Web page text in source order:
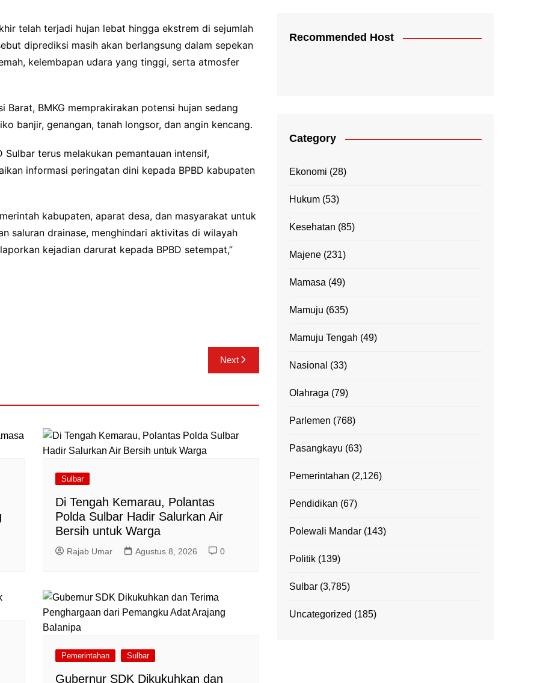
telah terjadi hujan lebat hingga ekstrem di sejumlah
diprediksi masih akan berlangsung dalam sepekan
kelembapan udara yang tinggi, serta atmosfer
Barat, BMKG memprakirakan potensi hujan sedang
banjir, genangan, tanah longsor, dan angin kencang.
Sulbar terus melakukan pemantauan intensif,
informasi peringatan dini kepada BPBD kabupaten
kabupaten, aparat desa, dan masyarakat untuk
saluran drainase, menghindari aktivitas di wilayah
kejadian darurat kepada BPBD setempat,”
Next
Sulbar
Di Tengah Kemarau, Polantas
Polda Sulbar Hadir Salurkan Air
Bersih untuk Warga
Rajab Umar Agustus 8, 2026 0
Pemerintahan Sulbar
Gubernur SDK Dikukuhkan dan
Recommended Host
Category
Ekonomi (28)
Hukum (53)
Kesehatan (85)
Majene (231)
Mamasa (49)
Mamuju (635)
Mamuju Tengah (49)
Nasional (33)
Olahraga (79)
Parlemen (768)
Pasangkayu (63)
Pemerintahan (2,126)
Pendidikan (67)
Polewali Mandar (143)
Politik (139)
Sulbar (3,785)
Uncategorized (185)